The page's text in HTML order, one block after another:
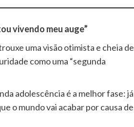
vivendo meu auge”
uma visão otimista e cheia de
como uma “segunda
adolescência é a melhor fase: já
o mundo vai acabar por causa de